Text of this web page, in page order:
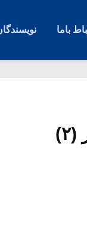
باما